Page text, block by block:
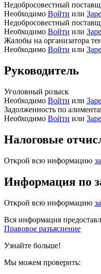
Недобросовестный
Необходимо Войти или
Недобросовестный
Необходимо Войти или
Жалобы на организатора
Необходимо Войти или
Руководитель
Уголовный розыск
Необходимо Войти или
Задолженность по
Необходимо Войти или
Налоговые
Открой всю информацию
Информация по
Открой всю информацию
Вся информация
Правовое разъяснение
Узнайте больше!
Мы можем проверить: